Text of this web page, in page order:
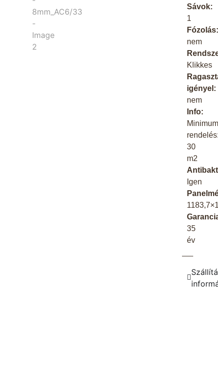
Sávok:
1
nem
Klikkes
igényel:
nem
Info:
30
m2
Igen
35
év